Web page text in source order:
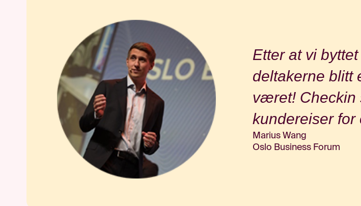
Etter at vi
deltakerne blitt
været! Checkin
kundereiser for
Marius Wang
Oslo Business Forum